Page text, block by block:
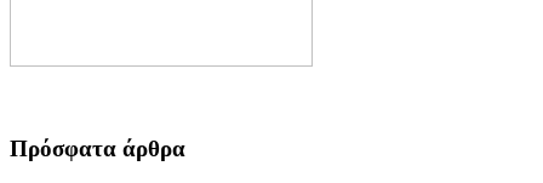
Πρόσφατα άρθρα